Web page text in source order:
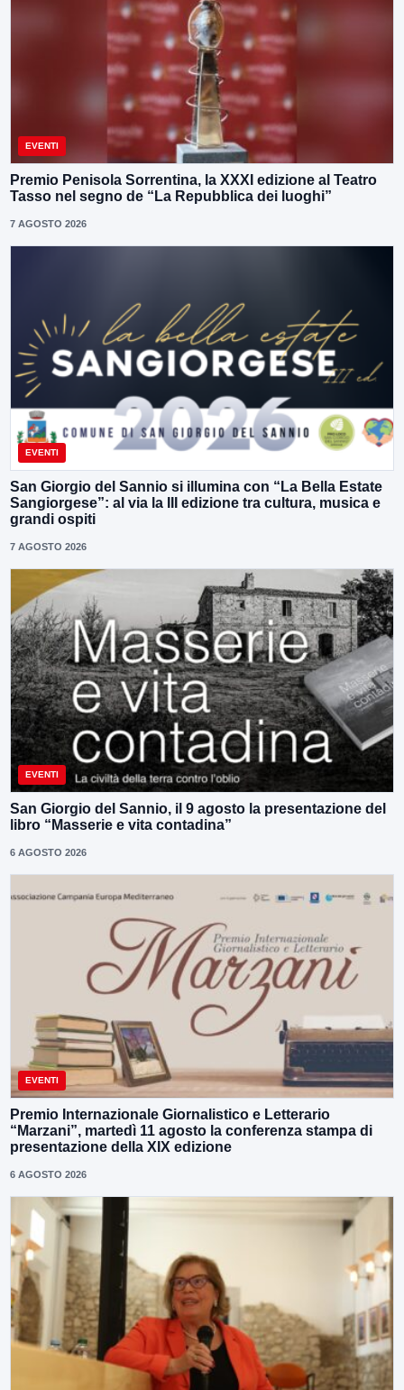
EVENTI
Premio Penisola Sorrentina, la XXXI edizione al Teatro
Tasso nel segno de “La Repubblica dei luoghi”
7 AGOSTO 2026
EVENTI
San Giorgio del Sannio si illumina con “La Bella Estate
Sangiorgese”: al via la III edizione tra cultura, musica e
grandi ospiti
7 AGOSTO 2026
EVENTI
San Giorgio del Sannio, il 9 agosto la presentazione del
libro “Masserie e vita contadina”
6 AGOSTO 2026
EVENTI
Premio Internazionale Giornalistico e Letterario
“Marzani”, martedì 11 agosto la conferenza stampa di
presentazione della XIX edizione
6 AGOSTO 2026